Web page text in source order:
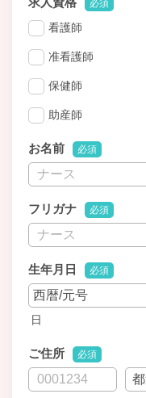
必須
看護師
准看護師
保健師
助産師
お名前 必須
フリガナ 必須
生年月日 必須
日
ご住所 必須